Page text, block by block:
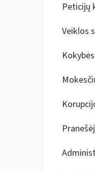
Peticijų
Veiklos